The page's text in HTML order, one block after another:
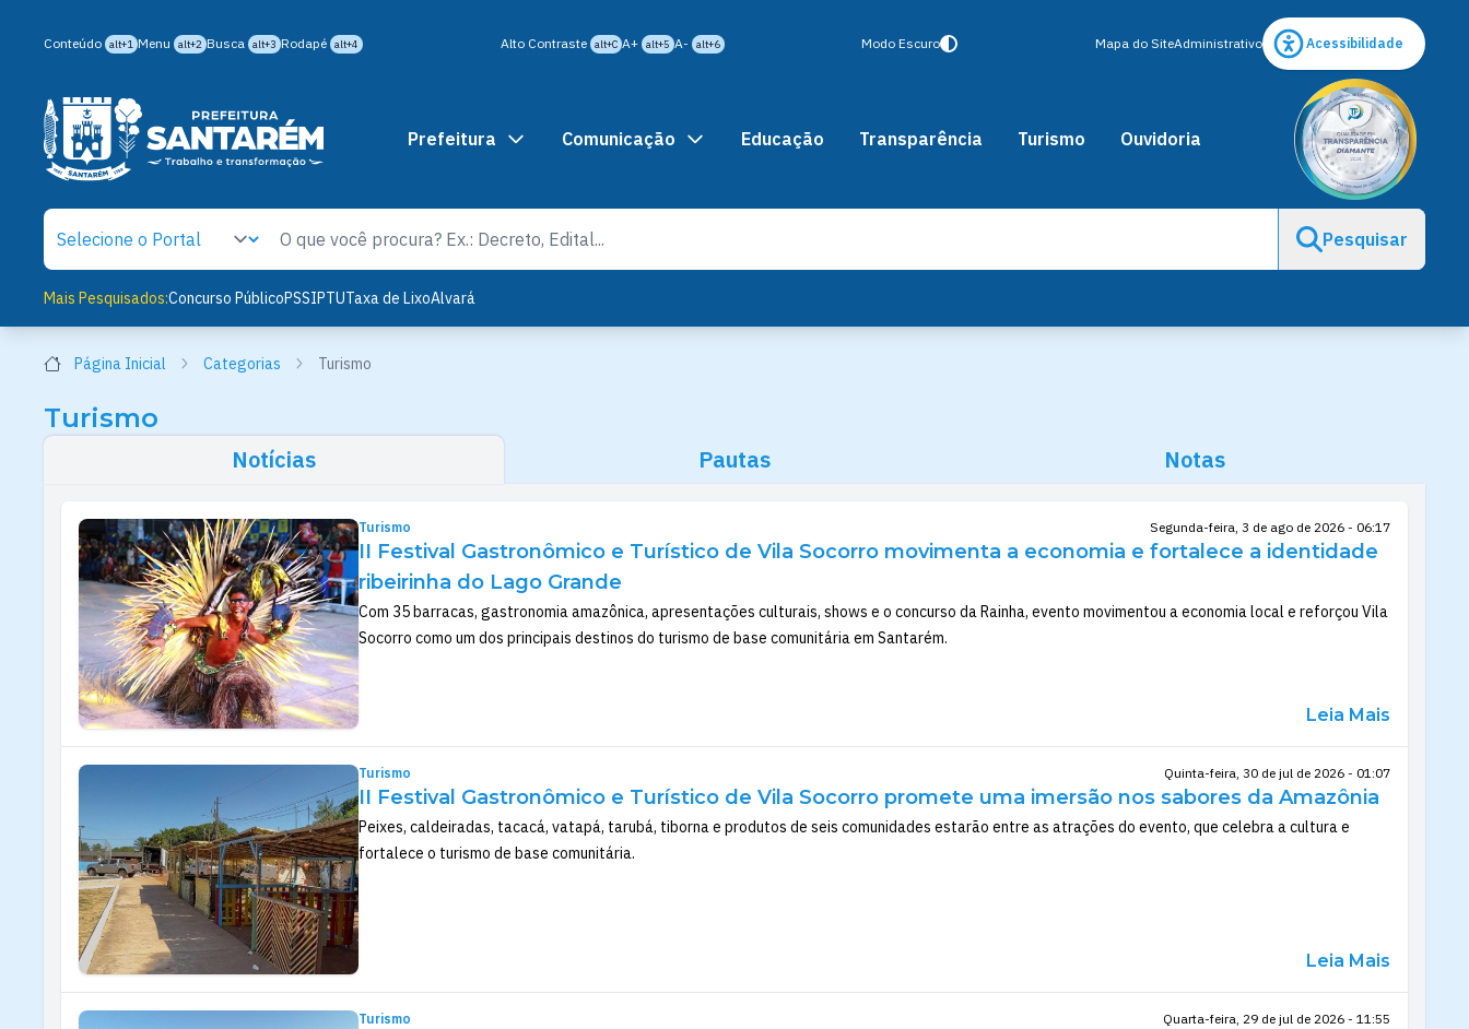
Conteúdo alt+1 Menu alt+2 Busca alt+3 Rodapé alt+4 Alto Contraste alt+C A+ alt+5 A- alt+6 Modo Escuro Mapa do SiteAdministrativo Acessibilidade
Prefeitura Comunicação Educação Transparência Turismo Ouvidoria
Pesquisar
Mais Pesquisados:Concurso PúblicoPSSIPTUTaxa de LixoAlvará
Página Inicial Categorias Turismo
Turismo
Notícias Pautas Notas
Turismo Segunda-feira, 3 de ago de 2026 - 06:17
II Festival Gastronômico e Turístico de Vila Socorro movimenta a economia e fortalece a identidade
ribeirinha do Lago Grande
Com 35 barracas, gastronomia amazônica, apresentações culturais, shows e o concurso da Rainha, evento movimentou a economia local e reforçou Vila
Socorro como um dos principais destinos do turismo de base comunitária em Santarém.
Leia Mais
Turismo Quinta-feira, 30 de jul de 2026 - 01:07
II Festival Gastronômico e Turístico de Vila Socorro promete uma imersão nos sabores da Amazônia
Peixes, caldeiradas, tacacá, vatapá, tarubá, tiborna e produtos de seis comunidades estarão entre as atrações do evento, que celebra a cultura e
fortalece o turismo de base comunitária.
Leia Mais
Turismo Quarta-feira, 29 de jul de 2026 - 11:55